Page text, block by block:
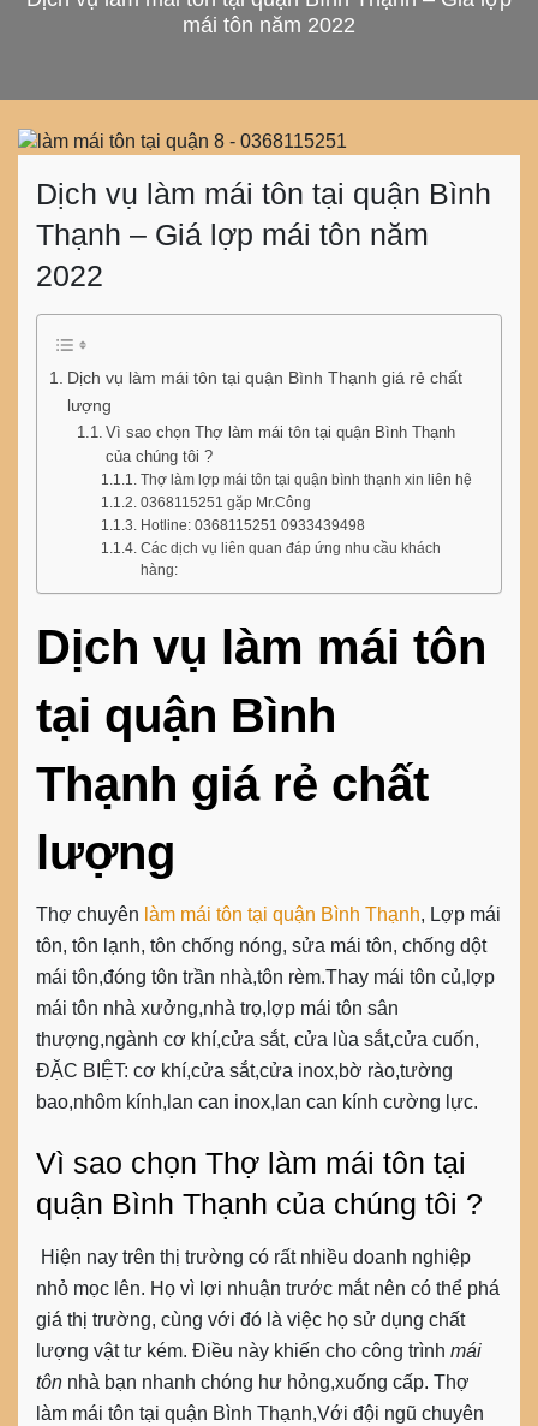
mái tôn năm 2022
Dịch vụ làm mái tôn tại quận Bình
Thạnh – Giá lợp mái tôn năm
2022
Dịch vụ làm mái tôn tại quận Bình Thạnh giá rẻ chất
lượng
Vì sao chọn Thợ làm mái tôn tại quận Bình Thạnh
của chúng tôi ?
Thợ làm lợp mái tôn tại quận bình thạnh xin liên hệ
0368115251 gặp Mr.Công
Hotline: 0368115251 0933439498
Các dịch vụ liên quan đáp ứng nhu cầu khách
hàng:
Dịch vụ làm mái tôn
tại quận Bình
Thạnh giá rẻ chất
lượng
Thợ chuyên làm mái tôn tại quận Bình Thạnh, Lợp mái
tôn, tôn lạnh, tôn chống nóng, sửa mái tôn, chống dột
mái tôn,đóng tôn trần nhà,tôn rèm.Thay mái tôn củ,lợp
mái tôn nhà xưởng,nhà trọ,lợp mái tôn sân
thượng,ngành cơ khí,cửa sắt, cửa lùa sắt,cửa cuốn,
ĐẶC BIỆT: cơ khí,cửa sắt,cửa inox,bờ rào,tường
bao,nhôm kính,lan can inox,lan can kính cường lực.
Vì sao chọn Thợ làm mái tôn tại
quận Bình Thạnh của chúng tôi ?
Hiện nay trên thị trường có rất nhiều doanh nghiệp
nhỏ mọc lên. Họ vì lợi nhuận trước mắt nên có thể phá
giá thị trường, cùng với đó là việc họ sử dụng chất
lượng vật tư kém. Điều này khiến cho công trình mái
tôn nhà bạn nhanh chóng hư hỏng,xuống cấp. Thợ
làm mái tôn tại quận Bình Thạnh,Với đội ngũ chuyên